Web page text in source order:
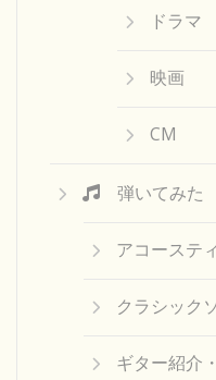
ドラマ
映画
CM
弾いてみた
アコーステ
クラシック
ギター紹介